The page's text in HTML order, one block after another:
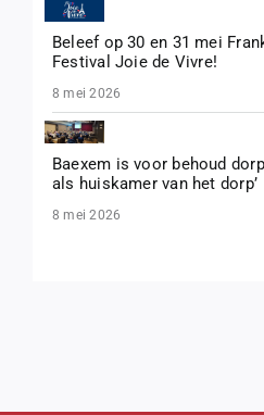
Beleef op 30 en 31 mei
Festival Joie de Vivre!
8 mei 2026
Baexem is voor behoud
als huiskamer van het dorp’
8 mei 2026